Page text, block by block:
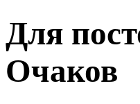
Для
Очаков